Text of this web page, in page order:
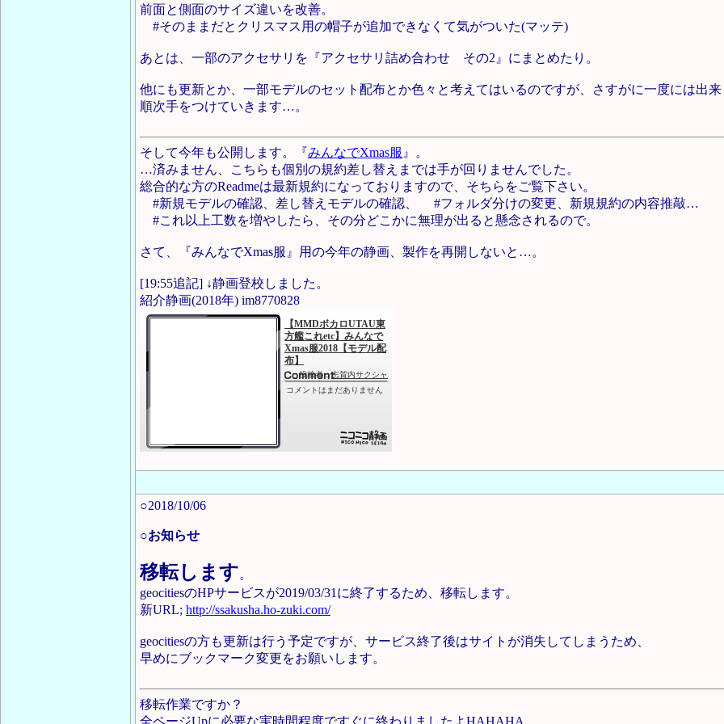
前面と側面のサイズ違いを改善。
#そのままだとクリスマス用の帽子が追加できなくて気がついた(マッテ)
あとは、一部のアクセサリを『アクセサリ詰め合わせ その2』にまとめたり。
他にも更新とか、一部モデルのセット配布とか色々と考えてはいるのですが、さすがに一度には出
順次手をつけていきます…。
そして今年も公開します。『みんなでXmas服 』。
…済みません、こちらも個別の規約差し替えまでは手が回りませんでした。
総合的な方のReadmeは最新規約になっておりますので、そちらをご覧下さい。
#新規モデルの確認、差し替えモデルの確認、 #フォルダ分けの変更、新規規約の内容推敲…
#これ以上工数を増やしたら、その分どこかに無理が出ると懸念されるので。
さて、『みんなでXmas服』用の今年の静画、製作を再開しないと…。
[19:55追記] ↓静画登校しました。
紹介静画(2018年) im8770828
○2018/10/06
○お知らせ
移転します。
geocitiesのHPサービスが2019/03/31に終了するため、移転します。
新URL; http://ssakusha.ho-zuki.com/
geocitiesの方も更新は行う予定ですが、サービス終了後はサイトが消失してしまうため、
早めにブックマーク変更をお願いします。
移転作業ですか？
全ページUpに必要な実時間程度ですぐに終わりましたよHAHAHA。